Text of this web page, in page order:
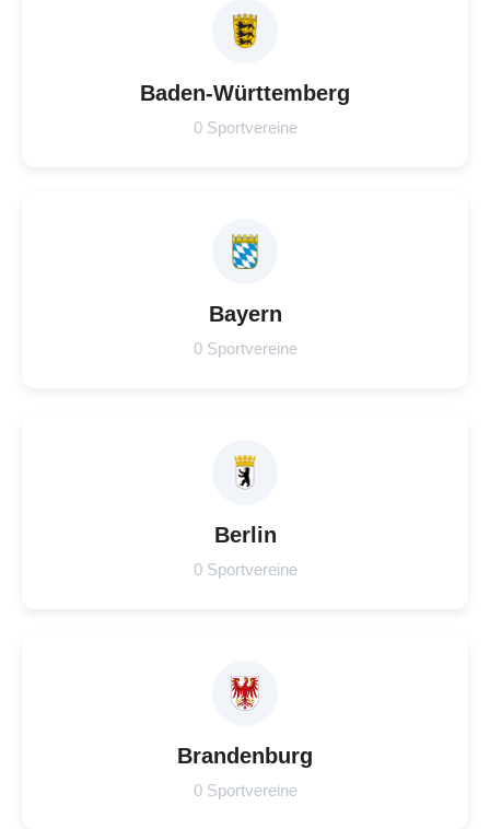
Baden-Württemberg
0 Sportvereine
Bayern
0 Sportvereine
Berlin
0 Sportvereine
Brandenburg
0 Sportvereine